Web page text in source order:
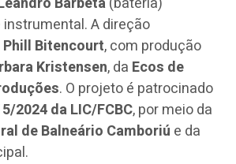
A direção
Phill Bitencourt, com produção
Kristensen, da Ecos de
. O projeto é patrocinado
2024 da LIC/FCBC, por meio da
de Balneário Camboriú e da